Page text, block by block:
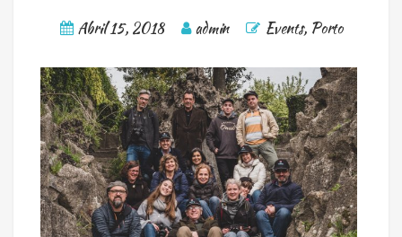
Abril 15, 2018 admin Events, Porto